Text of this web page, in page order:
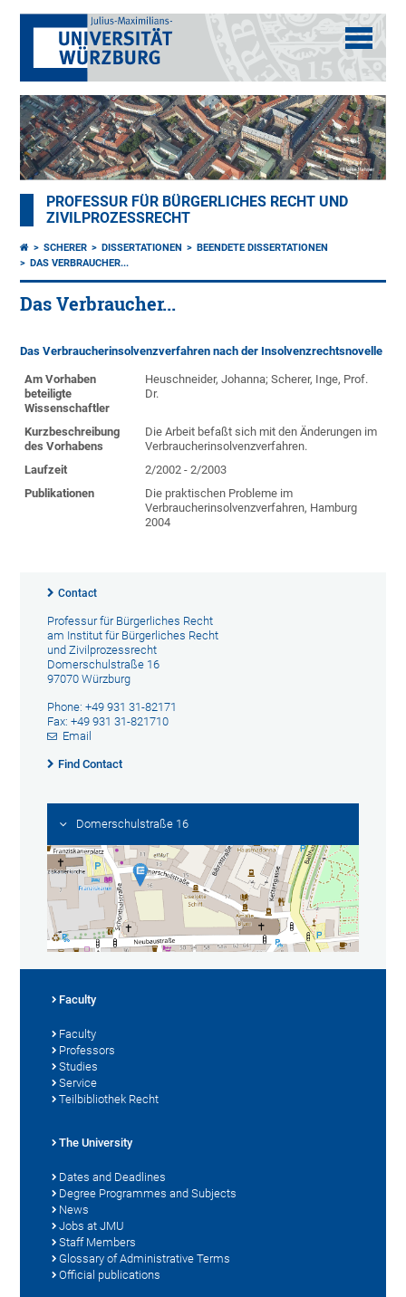
PROFESSUR FÜR BÜRGERLICHES RECHT UND
ZIVILPROZESSRECHT
SCHERER DISSERTATIONEN
BEENDETE DISSERTATIONEN
DAS VERBRAUCHER...
Das Verbraucher...
Das Verbraucherinsolvenzverfahren nach der Insolvenzrechtsnovelle
Am Vorhaben
beteiligte
Wissenschaftler
Heuschneider, Johanna; Scherer, Inge, Prof.
Dr.
Kurzbeschreibung
des Vorhabens
Die Arbeit befaßt sich mit den Änderungen im
Verbraucherinsolvenzverfahren.
Laufzeit
2/2002 - 2/2003
Publikationen
Die praktischen Probleme im
Verbraucherinsolvenzverfahren, Hamburg
2004
Contact
Professur für Bürgerliches Recht
am Institut für Bürgerliches Recht
und Zivilprozessrecht
Domerschulstraße 16
97070 Würzburg
Phone: +49 931 31-82171
Fax: +49 931 31-821710
Email
Find Contact
Domerschulstraße 16
Faculty
Faculty
Professors
Studies
Service
Teilbibliothek Recht
The University
Dates and Deadlines
Degree Programmes and Subjects
News
Jobs at JMU
Staff Members
Glossary of Administrative Terms
Official publications